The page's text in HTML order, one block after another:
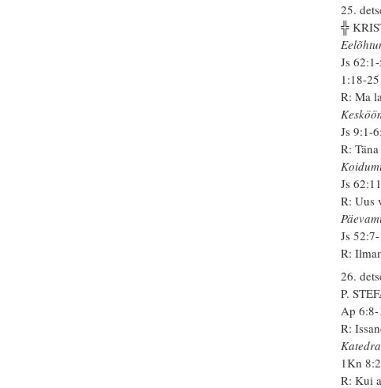
25.
╬
Js
1:18-25
R: Ma
Js 9:1-
R:
Js
R: Uus
Js
R:
26.
P.
Ap 6:8-
R:
1Kn
R: Kui